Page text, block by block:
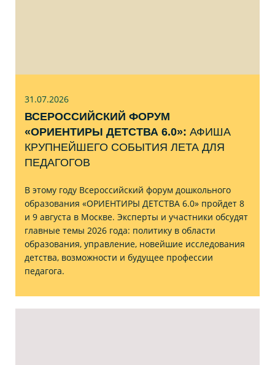
31.07.2026
ВСЕРОССИЙСКИЙ ФОРУМ
«ОРИЕНТИРЫ ДЕТСТВА 6.0»: АФИША
КРУПНЕЙШЕГО СОБЫТИЯ ЛЕТА ДЛЯ
ПЕДАГОГОВ
В этому году Всероссийский форум дошкольного
образования «ОРИЕНТИРЫ ДЕТСТВА 6.0» пройдет 8
и 9 августа в Москве. Эксперты и участники обсудят
главные темы 2026 года: политику в области
образования, управление, новейшие исследования
детства, возможности и будущее профессии
педагога.